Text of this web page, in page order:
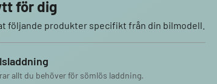
för dig
följande produkter specifikt från din bilmodell.
allt du behöver för sömlös laddning.